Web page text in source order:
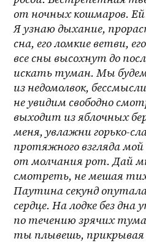
от ночных кошмаров.
Я узнаю дыхание,
сна, его ломкие ветви,
все сны высохнут до
искать туман. Мы
из недомолвок,
не увидим свободно
выходит из яблочных
меня, увлажни горько-
протяжного взгляда
от молчания рот. Дай
смотреть, не мешая
Паутина секунд
сердце. На лодке без
по течению зрячих
ты плывешь, прикрывая